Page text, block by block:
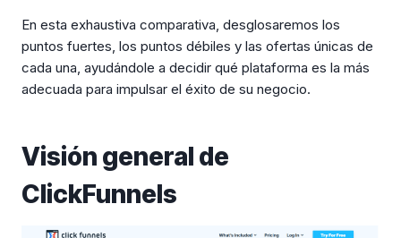
En esta exhaustiva comparativa, desglosaremos los
puntos fuertes, los puntos débiles y las ofertas únicas de
cada una, ayudándole a decidir qué plataforma es la más
adecuada para impulsar el éxito de su negocio.
Visión general de
ClickFunnels